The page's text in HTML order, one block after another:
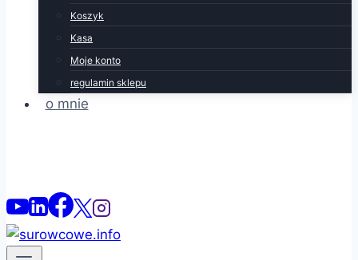
Koszyk
Kasa
Moje konto
regulamin sklepu
o mnie